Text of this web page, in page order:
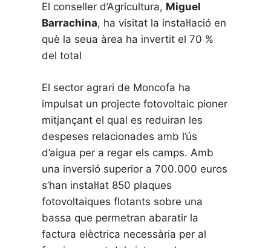
El conseller d’Agricultura, Miguel
Barrachina, ha visitat la instal·lació en
què la seua àrea ha invertit el 70 %
del total
El sector agrari de Moncofa ha
impulsat un projecte fotovoltaic pioner
mitjançant el qual es reduiran les
despeses relacionades amb l’ús
d’aigua per a regar els camps. Amb
una inversió superior a 700.000 euros
s’han instal·lat 850 plaques
fotovoltaiques flotants sobre una
bassa que permetran abaratir la
factura elèctrica necessària per al